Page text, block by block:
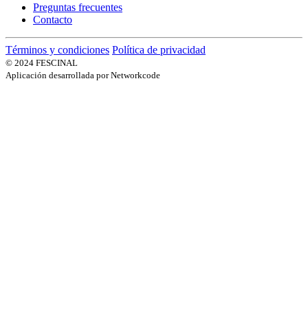
Preguntas frecuentes
Contacto
Términos y condiciones Política de privacidad
© 2024 FESCINAL
Aplicación desarrollada por Networkcode